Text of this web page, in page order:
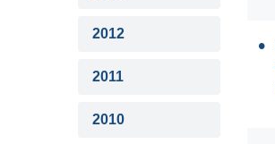
2012
2011
2010